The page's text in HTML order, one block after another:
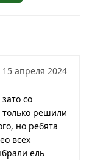
15 апреля 2024
со
только решили
но ребята
всех
ель